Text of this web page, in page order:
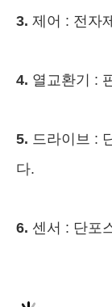
3. 제어 : 전자
4. 열교환기 :
5. 드라이브 :
다.
6. 센서 : 단포